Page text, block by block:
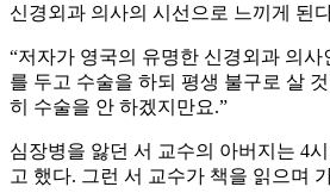
신경외과 의사의 시선으로 느끼게 된
“저자가 영국의 유명한 신경외과 의
를 두고 수술을 하되 평생 불구로 살
히 수술을 안 하겠지만요.”
심장병을 앓던 서 교수의 아버지는 4
고 했다. 그런 서 교수가 책을 읽으며